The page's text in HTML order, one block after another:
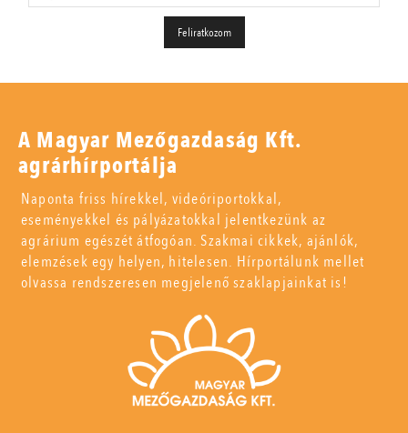
A Magyar Mezőgazdaság Kft.
agrárhírportálja
Naponta friss hírekkel, videóriportokkal,
eseményekkel és pályázatokkal jelentkezünk az
agrárium egészét átfogóan. Szakmai cikkek, ajánlók,
elemzések egy helyen, hitelesen. Hírportálunk mellet
olvassa rendszeresen megjelenő szaklapjainkat is!